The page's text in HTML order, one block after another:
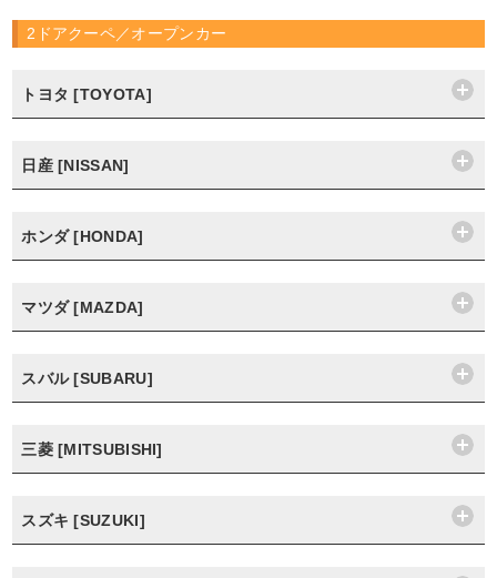
2ドアクーペ／オープンカー
トヨタ [TOYOTA]
日産 [NISSAN]
ホンダ [HONDA]
マツダ [MAZDA]
スバル [SUBARU]
三菱 [MITSUBISHI]
スズキ [SUZUKI]